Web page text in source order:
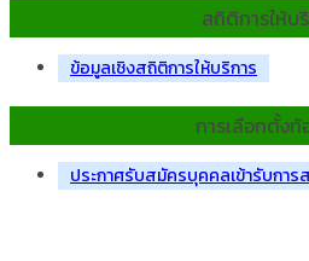
สถิติการให้บ
ข้อมูลเชิงสถิติการให้บริการ
การเลือกตั้งท้
ประกาศรับสมัครบุคคลเข้ารับการ